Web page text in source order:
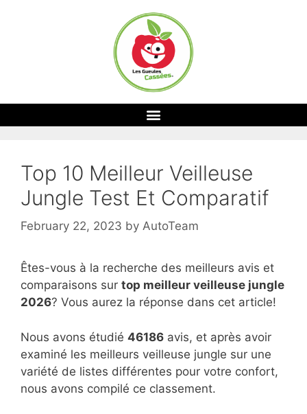
Top 10 Meilleur Veilleuse
Jungle Test Et Comparatif
February 22, 2023 by AutoTeam
Êtes-vous à la recherche des meilleurs avis et
comparaisons sur top meilleur veilleuse jungle
2026? Vous aurez la réponse dans cet article!
Nous avons étudié 46186 avis, et après avoir
examiné les meilleurs veilleuse jungle sur une
variété de listes différentes pour votre confort,
nous avons compilé ce classement.